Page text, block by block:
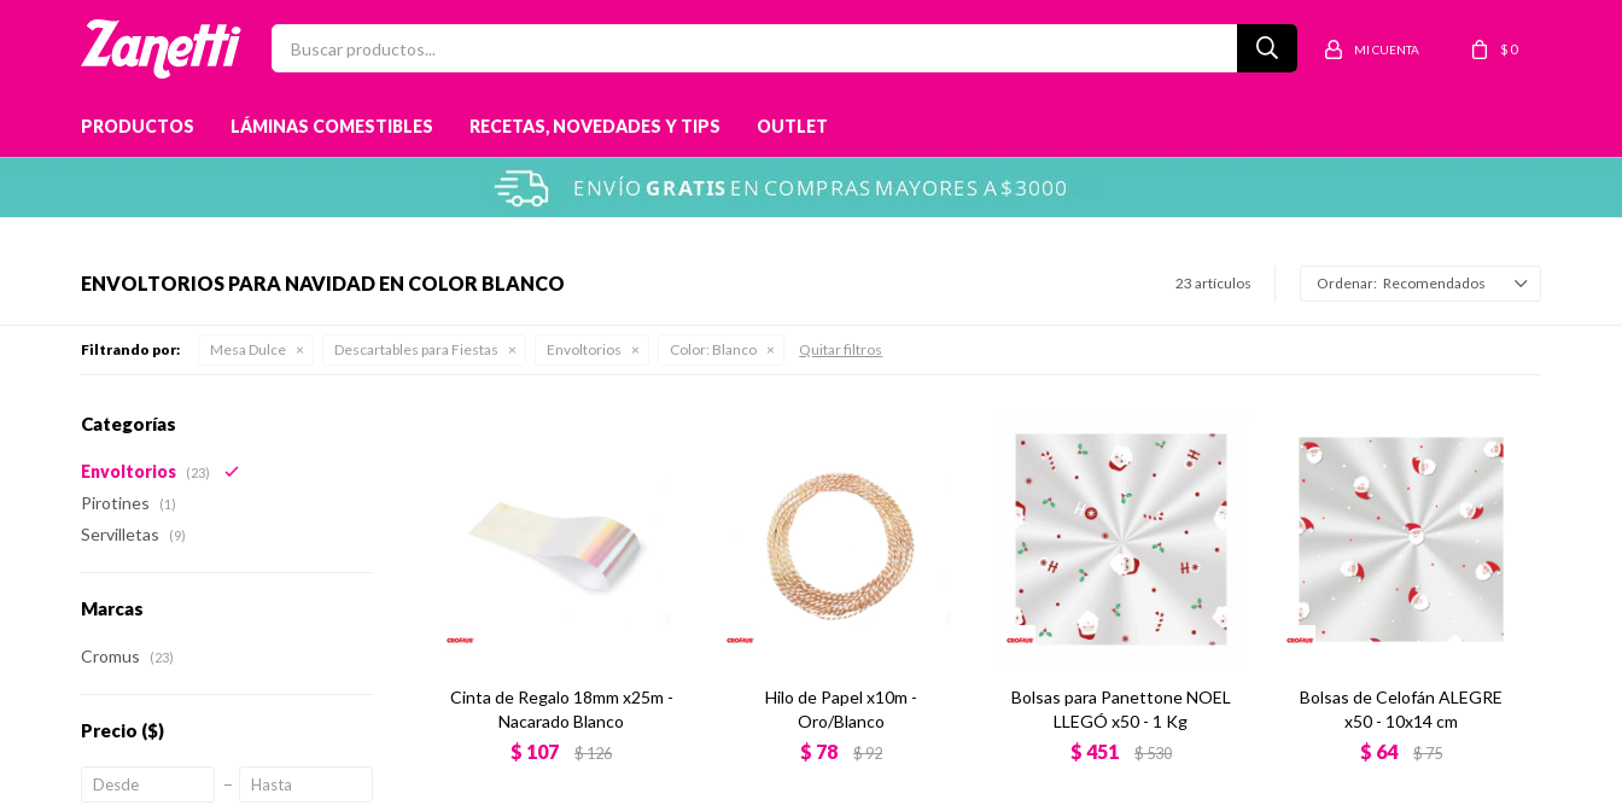
PRODUCTOS LÁMINAS COMESTIBLES RECETAS, NOVEDADES Y TIPS OUTLET
$ 0
ENVOLTORIOS PARA NAVIDAD EN COLOR BLANCO 23 artículos Recomendados
Filtrando por: Mesa Dulce Descartables para Fiestas Envoltorios Color: Blanco Quitar filtros
Cinta de Regalo 18mm x25m -
Nacarado Blanco
$ 107 $126
Hilo de Papel x10m -
Oro/Blanco
$ 78 $92
Bolsas para Panettone NOEL
LLEGÓ x50 - 1 Kg
$ 451 $530
Bolsas de Celofán ALEGRE
x50 - 10x14 cm
$ 64 $75
Categorías
Envoltorios (23)
Pirotines (1)
Servilletas (9)
Marcas
Cromus (23)
Precio ($)